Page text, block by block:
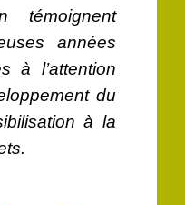
témoignent
années
à l’attention
du
à la